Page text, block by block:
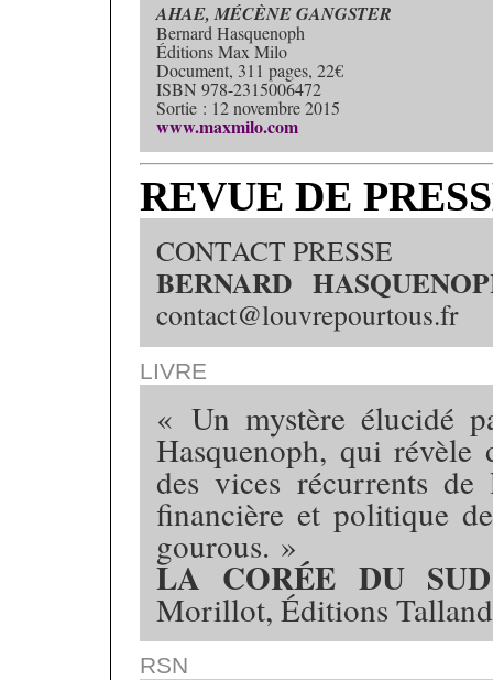
AHAE, MÉCÈNE GANGSTER
Bernard Hasquenoph
Éditions Max Milo
Document, 311 pages, 22€
ISBN 978-2315006472
Sortie : 12 novembre 2015
www.maxmilo.com
REVUE DE
CONTACT PRESSE
BERNARD
contact@louvrepourtous.fr
LIVRE
« Un mystère élucidé
Hasquenoph, qui révèle
des vices récurrents
financière et politique
gourous. »
LA CORÉE DU
Morillot, Éditions
RSN